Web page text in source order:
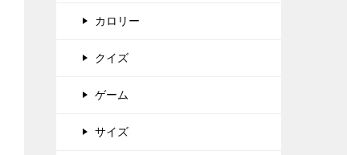
カロリー
クイズ
ゲーム
サイズ